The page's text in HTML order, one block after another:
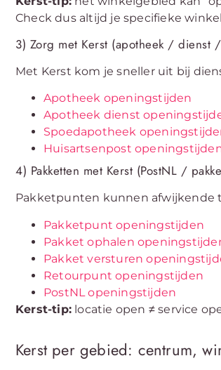
Check dus altijd je specifieke
3) Zorg met Kerst (apotheek / dienst
Met Kerst kom je sneller uit bij
Apotheek openingstijden
Apotheek dienst
Spoedapotheek
Huisartsenpost
4) Pakketten met Kerst (PostNL /
Pakketpunten kunnen afwijkende
Pakketpunt openingstijden
Pakket ophalen
Pakket versturen
Retourpunt openingstijden
PostNL openingstijden
Kerst-tip: locatie open ≠ service
Kerst per gebied: centrum,